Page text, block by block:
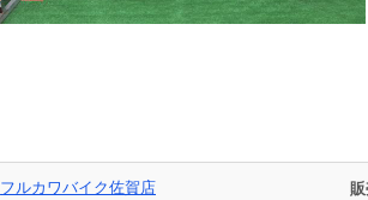
フルカワバイク佐賀店